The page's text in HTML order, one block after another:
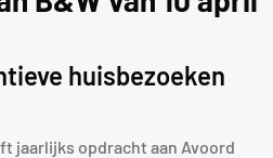
huisbezoeken
jaarlijks opdracht aan Avoord